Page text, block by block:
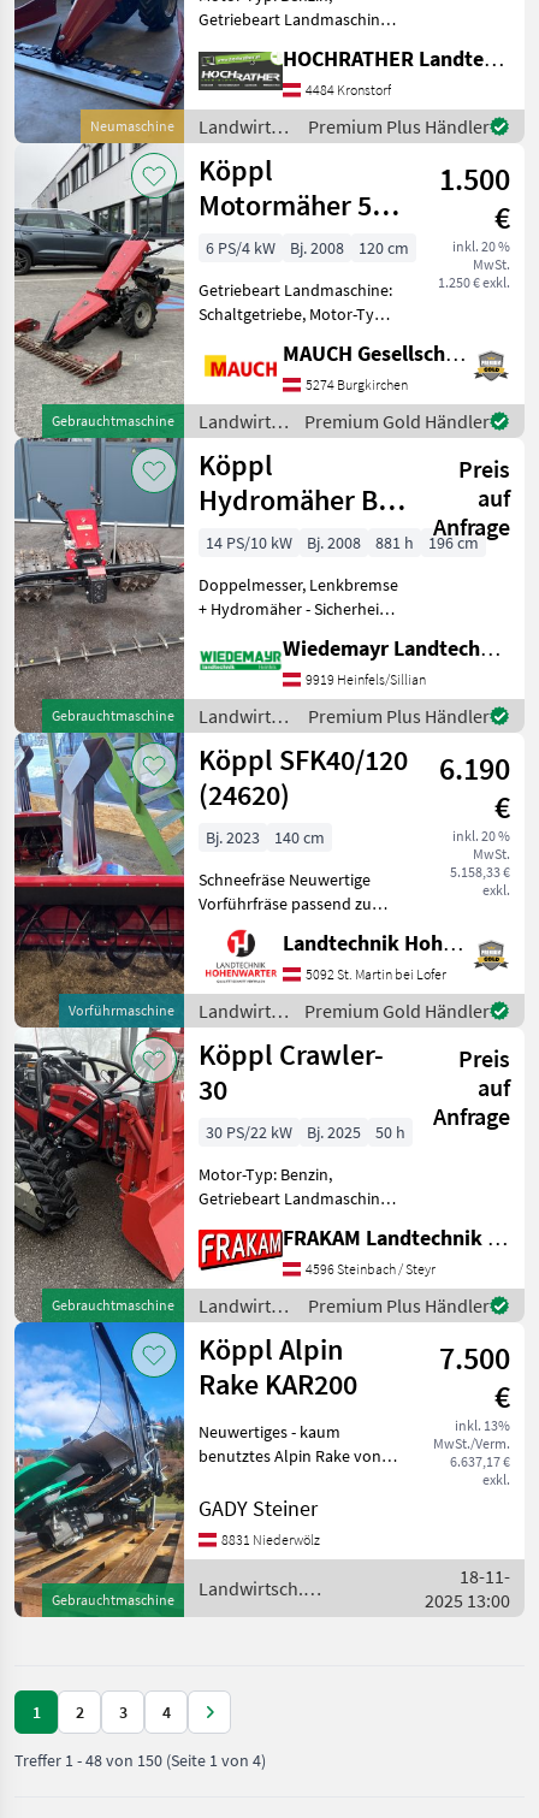
Neumaschine
Getriebeart Landmaschine:
Zylinderanzahl: 1 Zylinder
Köppl Motormäher
Compakt Easy CE10
Lagermaschine!! Sofort
verfügbar in Unte
HOCHRATHER Landtechnik GmbH
4484 Kronstorf
Landwirtsch.
Motorfahrzeuge
/ Köppl
Premium Plus Händler
Gebrauchtmaschine
Köppl
Motormäher 506
4H
1.500
€
inkl. 20 %
MwSt.
1.250 € exkl.
6 PS/4 kW Bj. 2008
120 cm
Getriebeart Landmaschine:
Schaltgetriebe, Motor-Typ:
Ausstattung: -
Fingerbalken: 120 cm - 6 Ps
Motor - 4 Gänge -
Schwadleitbleche - Berei
MAUCH Gesellschaft m.b.H. & Co.KG
5274 Burgkirchen
Landwirtsch.
Motorfahrzeuge
/ Köppl
Premium Gold Händler
Gebrauchtmaschine
Köppl
Hydromäher BT
14
Preis
auf
Anfrage
14 PS/10 kW Bj. 2008 881 h
196 cm
Doppelmesser, Lenkbremse
+ Hydromäher - Sicherheit
Motor mit 1 Zylinder + Vor
und Rückwärtsfahrt mittels
komfortabler Drehgriff
schaltbar + L
Wiedemayr Landtechnik GmbH
9919 Heinfels/Sillian
Landwirtsch.
Motorfahrzeuge
/ Köppl
Premium Plus Händler
Vorführmaschine
Köppl SFK40/120
(24620)
6.190
€
inkl. 20 %
MwSt.
5.158,33 €
exkl.
Bj. 2023
140 cm
Schneefräse Neuwertige
Vorführfräse passend zu
Köppl Motormäher
Schneefräsen-Vorsatz 2-
stufig SFK40/120 elektrisch
mit seitlichen Leitblechen
und offener Einzugssch
Landtechnik Hohenwarter GmbH
5092 St. Martin bei Lofer
Landwirtsch.
Motorfahrzeuge
/ Köppl
Premium Gold Händler
Gebrauchtmaschine
Köppl Crawler-
30
Preis
auf
Anfrage
30 PS/22 kW Bj. 2025
50 h
Motor-Typ: Benzin,
Getriebeart Landmaschine:
Zylinderanzahl: 2 Zylinder,
Kombigerät, E-Starter
CRAWLER 30 4-Takt-
Benzinmotor EFI - E765i
27.2 PS/20.0
FRAKAM Landtechnik GmbH
4596 Steinbach / Steyr
Landwirtsch.
Motorfahrzeuge
/ Köppl
Premium Plus Händler
Gebrauchtmaschine
Köppl Alpin
Rake KAR200
7.500
€
inkl. 13%
MwSt./Verm.
6.637,17 €
exkl.
Neuwertiges - kaum
benutztes Alpin Rake von
Aktueller KAufpreis mit
MWST Schnäppchenpreis
GADY Steiner
8831 Niederwölz
Landwirtsch.
Motorfahrzeuge / Köppl
18-11-
2025 13:00
1 2 3 4
Treffer 1-48von 150 (Seite 1 von 4)